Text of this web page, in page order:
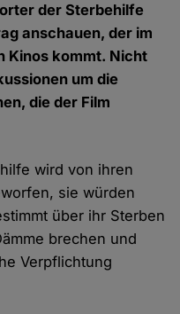
der Sterbehilfe
anschauen, der im
Kinos kommt. Nicht
um die
die der Film
wird von ihren
sie würden
über ihr Sterben
brechen und
Verpflichtung